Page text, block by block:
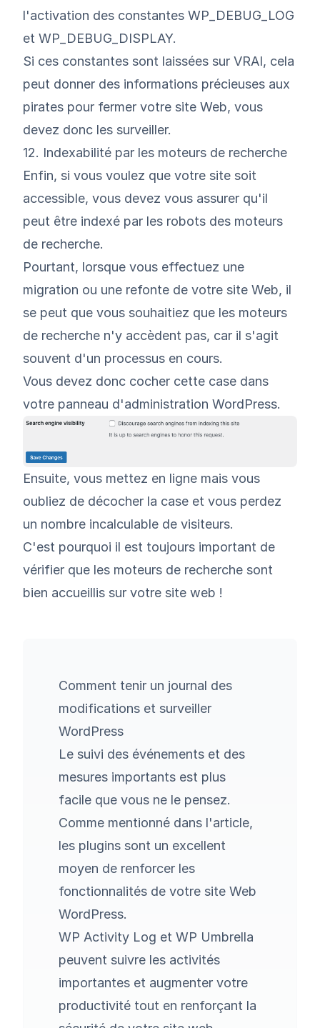
l'activation des constantes WP_DEBUG_LOG
et WP_DEBUG_DISPLAY.
Si ces constantes sont laissées sur VRAI, cela
peut donner des informations précieuses aux
pirates pour fermer votre site Web, vous
devez donc les surveiller.
12. Indexabilité par les moteurs de recherche
Enfin, si vous voulez que votre site soit
accessible, vous devez vous assurer qu'il
peut être indexé par les robots des moteurs
de recherche.
Pourtant, lorsque vous effectuez une
migration ou une refonte de votre site Web, il
se peut que vous souhaitiez que les moteurs
de recherche n'y accèdent pas, car il s'agit
souvent d'un processus en cours.
Vous devez donc cocher cette case dans
votre panneau d'administration WordPress.
Ensuite, vous mettez en ligne mais vous
oubliez de décocher la case et vous perdez
un nombre incalculable de visiteurs.
C'est pourquoi il est toujours important de
vérifier que les moteurs de recherche sont
bien accueillis sur votre site web !
Comment tenir un journal des
modifications et surveiller
WordPress
Le suivi des événements et des
mesures importants est plus
facile que vous ne le pensez.
Comme mentionné dans l'article,
les plugins sont un excellent
moyen de renforcer les
fonctionnalités de votre site Web
WordPress.
WP Activity Log et WP Umbrella
peuvent suivre les activités
importantes et augmenter votre
productivité tout en renforçant la